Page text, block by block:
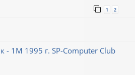
1 2
- 1М 1995 г. SP-Computer Club